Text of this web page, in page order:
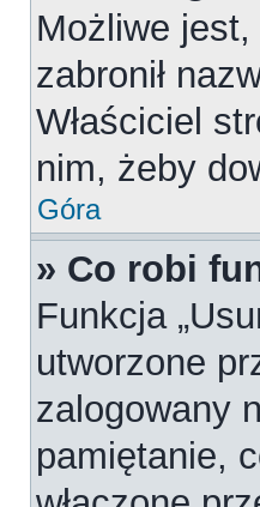
Możliwe jest,
zabronił
Właściciel
nim, żeby
Góra
» Co robi
Funkcja
utworzone
zalogowany
pamiętanie,